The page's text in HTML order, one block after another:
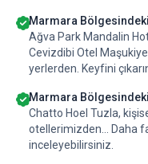
Marmara
Ağva Park Mandalin
Cevizdibi Otel
yerlerden. Keyfini
Marmara
Chatto Hoel Tuzla,
otellerimizden... Daha
inceleyebilirsiniz.